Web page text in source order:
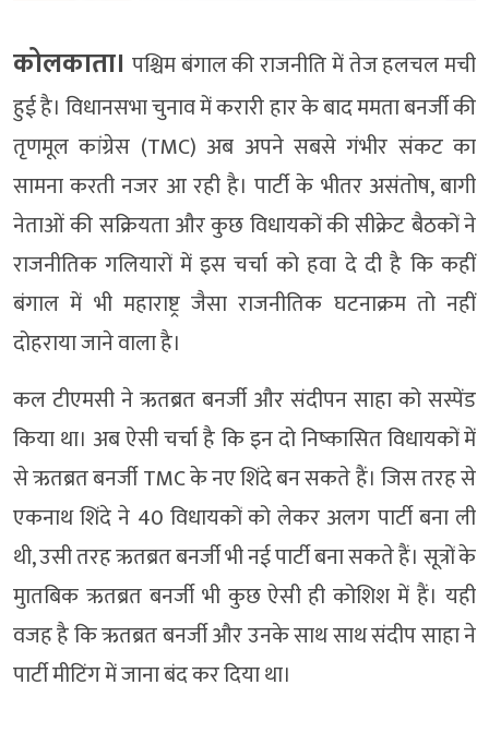
कोलकाता। पश्चिम बंगाल की राजनीति में तेज हलचल मची
हुई है। विधानसभा चुनाव में करारी हार के बाद ममता बनर्जी की
तृणमूल कांग्रेस (TMC) अब अपने सबसे गंभीर संकट का
सामना करती नजर आ रही है। पार्टी के भीतर असंतोष, बागी
नेताओं की सक्रियता और कुछ विधायकों की सीक्रेट बैठकों ने
राजनीतिक गलियारों में इस चर्चा को हवा दे दी है कि कहीं
बंगाल में भी महाराष्ट्र जैसा राजनीतिक घटनाक्रम तो नहीं
दोहराया जाने वाला है।
कल टीएमसी ने ऋतब्रत बनर्जी और संदीपन साहा को सस्पेंड
किया था। अब ऐसी चर्चा है कि इन दो निष्कासित विधायकों में
से ऋतब्रत बनर्जी TMC के नए शिंदे बन सकते हैं। जिस तरह से
एकनाथ शिंदे ने 40 विधायकों को लेकर अलग पार्टी बना ली
थी, उसी तरह ऋतब्रत बनर्जी भी नई पार्टी बना सकते हैं। सूत्रों के
मुातबिक ऋतब्रत बनर्जी भी कुछ ऐसी ही कोशिश में हैं। यही
वजह है कि ऋतब्रत बनर्जी और उनके साथ साथ संदीप साहा ने
पार्टी मीटिंग में जाना बंद कर दिया था।